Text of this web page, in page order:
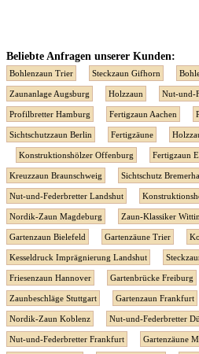
Beliebte Anfragen unserer Kunden:
Bohlenzaun Trier Steckzaun Gifhorn
Zaunanlage Augsburg Holzzaun Nut-und-
Profilbretter Hamburg Fertigzaun Aachen
Sichtschutzzaun Berlin Fertigzäune
Konstruktionshölzer Offenburg Fertigzaun
Kreuzzaun Braunschweig Sichtschutz
Nut-und-Federbretter Landshut
Nordik-Zaun Magdeburg Zaun-Klassiker
Gartenzaun Bielefeld Gartenzäune Trier
Kesseldruck Imprägnierung Landshut
Friesenzaun Hannover Gartenbrücke Freiburg
Zaunbeschläge Stuttgart Gartenzaun Frankfurt
Nordik-Zaun Koblenz Nut-und-Federbretter
Nut-und-Federbretter Frankfurt Gartenzäune